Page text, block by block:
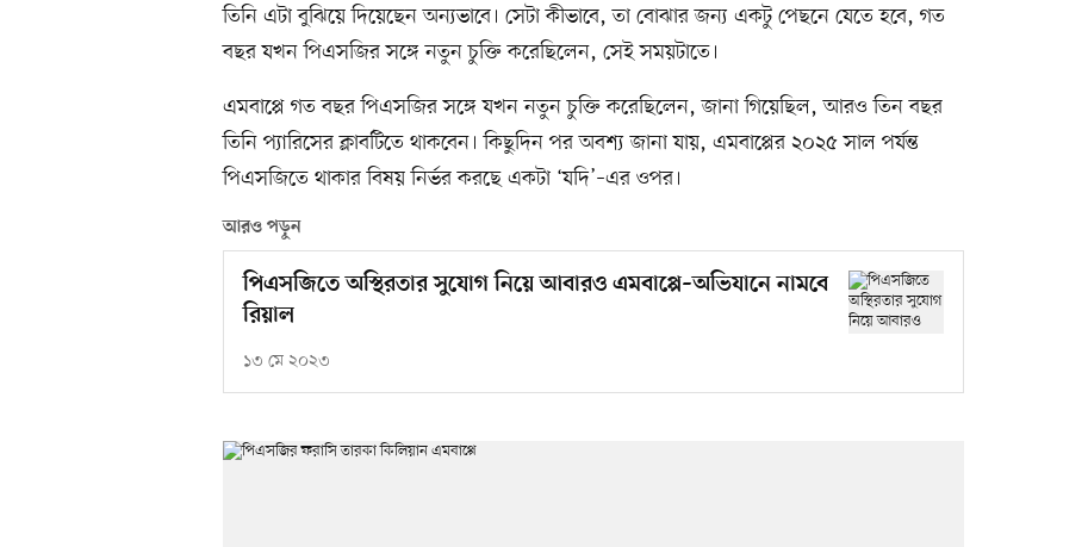
তিনি এটা বুঝিয়ে দিয়েছেন অন্যভাবে। সেটা কীভাবে, তা বোঝার জন্য একটু পেছনে যেতে হবে, গত
বছর যখন পিএসজির সঙ্গে নতুন চুক্তি করেছিলেন, সেই সময়টাতে।
এমবাপ্পে গত বছর পিএসজির সঙ্গে যখন নতুন চুক্তি করেছিলেন, জানা গিয়েছিল, আরও তিন বছর
তিনি প্যারিসের ক্লাবটিতে থাকবেন। কিছুদিন পর অবশ্য জানা যায়, এমবাপ্পের ২০২৫ সাল পর্যন্ত
পিএসজিতে থাকার বিষয় নির্ভর করছে একটা ‘যদি’–এর ওপর।
আরও পড়ুন
পিএসজিতে অস্থিরতার সুযোগ নিয়ে আবারও এমবাপ্পে–অভিযানে নামবে
রিয়াল
১৩ মে ২০২৩